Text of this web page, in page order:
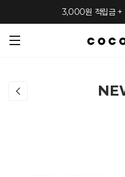
3,000원 적립금 +